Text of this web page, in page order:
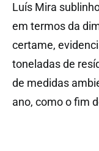
Luís Mira
em termos da
certame,
toneladas de
de medidas
ano, como o fim